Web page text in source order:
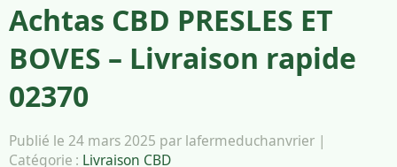
Achtas CBD PRESLES ET
BOVES – Livraison rapide
02370
Publié le 24 mars 2025 par lafermeduchanvrier |
Catégorie : Livraison CBD